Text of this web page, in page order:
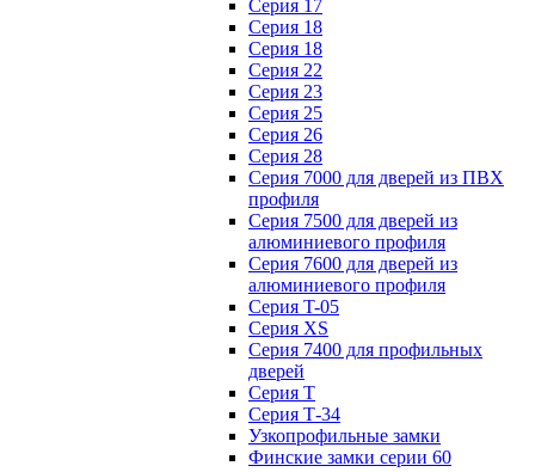
Серия 17
Серия 18
Серия 18
Серия 22
Серия 23
Серия 25
Серия 26
Серия 28
Серия 7000 для дверей из ПВХ
профиля
Серия 7500 для дверей из
алюминиевого профиля
Серия 7600 для дверей из
алюминиевого профиля
Серия T-05
Серия XS
Серия 7400 для профильных
дверей
Серия Т
Серия Т-34
Узкопрофильные замки
Финские замки серии 60